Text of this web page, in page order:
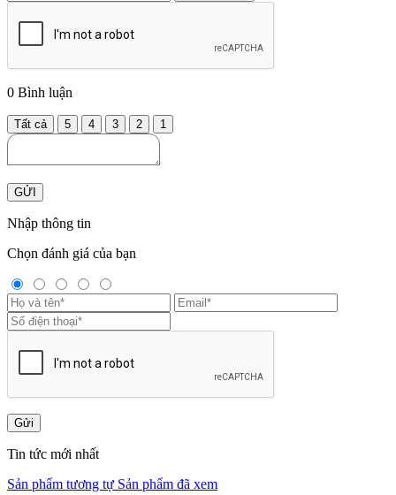
0 Bình luận
Tất cả 5 4 3 2 1
GỬI
Nhập thông tin
Chọn đánh giá của bạn
Gửi
Tin tức mới nhất
Sản phẩm tương tự Sản phẩm đã xem